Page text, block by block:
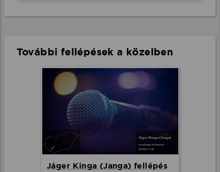
További fellépések a közelben
Jáger Kinga (Janga) fellépés